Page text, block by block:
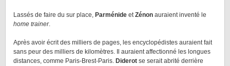
Lassés de faire du sur place, Parménide etZénon auraient inventé le
home trainer.
Après avoir écrit des milliers de pages, les encyclopédistes auraient fait
sans peur des milliers de kilomètres. Il auraient affectionné les longues
distances, comme Paris-Brest-Paris. Diderot se serait abrité derrière